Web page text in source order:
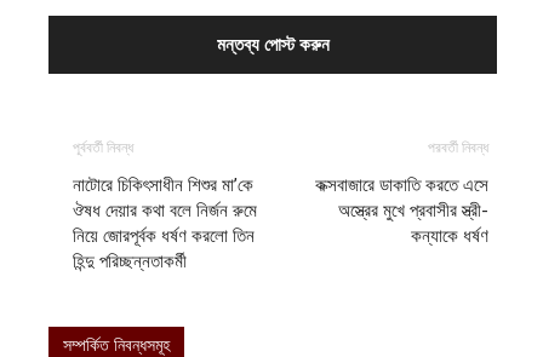
পূর্ববর্তী নিবন্ধ
নাটোরে চিকিৎসাধীন শিশুর মা’কে
ঔষধ দেয়ার কথা বলে নির্জন রুমে
নিয়ে জোরপূর্বক ধর্ষণ করলো তিন
হিন্দু পরিচ্ছন্নতাকর্মী
পরবর্তী নিবন্ধ
কক্সবাজারে ডাকাতি করতে এসে
অস্ত্রের মুখে প্রবাসীর স্ত্রী-
কন্যাকে ধর্ষণ
সম্পর্কিত নিবন্ধসমূহ